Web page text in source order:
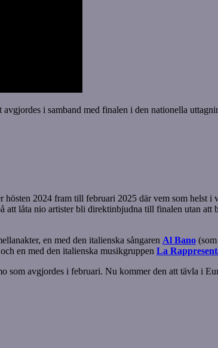
i samband med finalen i den nationella
2024 fram till februari 2025 där vem som helst i
att låta nio artister bli direktinbjudna till finalen utan att
en med den italienska sångaren Al Bano
en med den italienska musikgruppen La
som avgjordes i februari. Nu kommer den att tävla i